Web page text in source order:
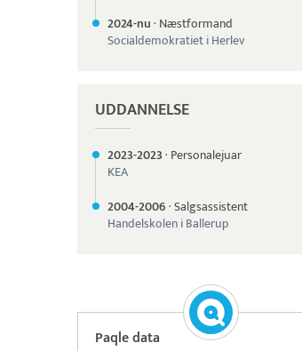
2024-nu· Næstformand
Socialdemokratiet i Herlev
UDDANNELSE
2023-2023· Personalejuar
KEA
2004-2006·Salgsassistent
Handelskolen i Ballerup
Paqle data